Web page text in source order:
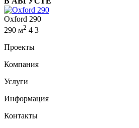
Oxford 290
290 м2 4 3
Проекты
Компания
Услуги
Информация
Контакты